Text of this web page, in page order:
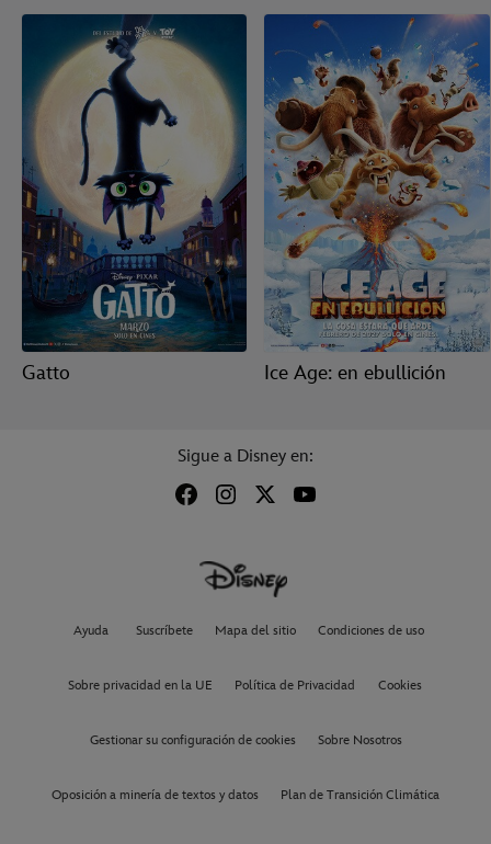
Gatto Ice Age: en ebullición
Sigue a Disney en:
Ayuda Suscríbete Mapa del sitio Condiciones de uso
Sobre privacidad en la UE Política de Privacidad Cookies
Gestionar su configuración de cookies Sobre Nosotros
Oposición a minería de textos y datos Plan de Transición Climática